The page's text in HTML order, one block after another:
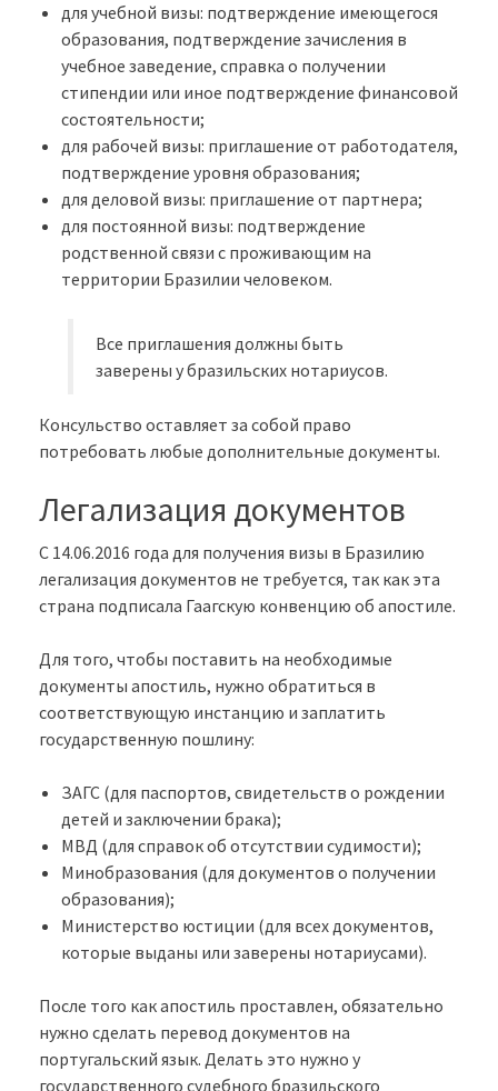
для учебной визы: подтверждение имеющегося
образования, подтверждение зачисления в
учебное заведение, справка о получении
стипендии или иное подтверждение финансовой
состоятельности;
для рабочей визы: приглашение от работодателя,
подтверждение уровня образования;
для деловой визы: приглашение от партнера;
для постоянной визы: подтверждение
родственной связи с проживающим на
территории Бразилии человеком.
Все приглашения должны быть
заверены у бразильских нотариусов.
Консульство оставляет за собой право
потребовать любые дополнительные документы.
Легализация документов
С 14.06.2016 года для получения визы в Бразилию
легализация документов не требуется, так как эта
страна подписала Гаагскую конвенцию об апостиле.
Для того, чтобы поставить на необходимые
документы апостиль, нужно обратиться в
соответствующую инстанцию и заплатить
государственную пошлину:
ЗАГС (для паспортов, свидетельств о рождении
детей и заключении брака);
МВД (для справок об отсутствии судимости);
Минобразования (для документов о получении
образования);
Министерство юстиции (для всех документов,
которые выданы или заверены нотариусами).
После того как апостиль проставлен, обязательно
нужно сделать перевод документов на
португальский язык. Делать это нужно у
государственного судебного бразильского